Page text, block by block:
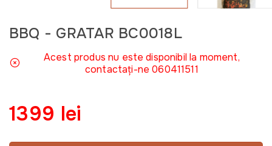
BBQ - GRATAR BC0018L
Acest produs nu este disponibil la moment,
contactați-ne 060411511
1399 lei